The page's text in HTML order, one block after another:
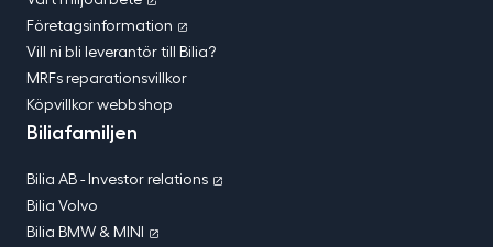
Företagsinformation
Vill ni bli leverantör till Bilia?
MRFs reparationsvillkor
Köpvillkor webbshop
Biliafamiljen
Bilia AB - Investor relations
Bilia Volvo
Bilia BMW & MINI